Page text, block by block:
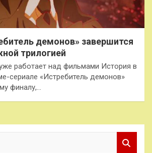
демонов» завершится
трилогией
работает над фильмами История в
сериале «Истребитель демонов»
финалу,…